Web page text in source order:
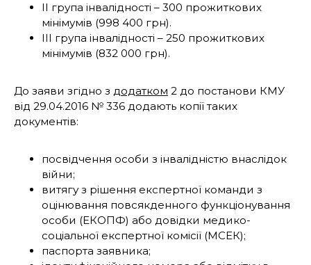
II група інвалідності – 300 прожиткових
мінімумів (998 400 грн).
III група інвалідності – 250 прожиткових
мінімумів (832 000 грн).
До заяви згідно з додатком 2 до постанови КМУ
від 29.04.2016 № 336 додають копії таких
документів:
посвідчення особи з інвалідністю внаслідок
війни;
витягу з рішення експертної команди з
оцінювання повсякденного функціонування
особи (ЕКОПФ) або довідки медико-
соціальної експертної комісії (МСЕК);
паспорта заявника;